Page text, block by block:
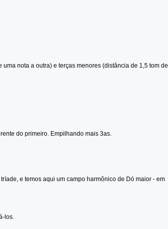
nota a outra) e terças menores (distância de 1,5 tom de
do primeiro. Empilhando mais 3as.
e temos aqui um campo harmônico de Dó maior - em
los.